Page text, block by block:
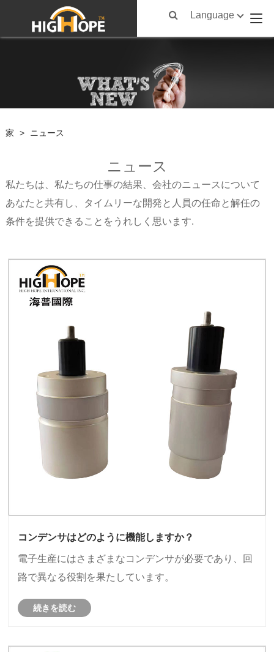
Language
家 > ニュース
ニュース
私たちは、私たちの仕事の結果、会社のニュースについて
あなたと共有し、タイムリーな開発と人員の任命と解任の
条件を提供できることをうれしく思います.
コンデンサはどのように機能しますか？
電子生産にはさまざまなコンデンサが必要であり、回
路で異なる役割を果たしています。
続きを読む